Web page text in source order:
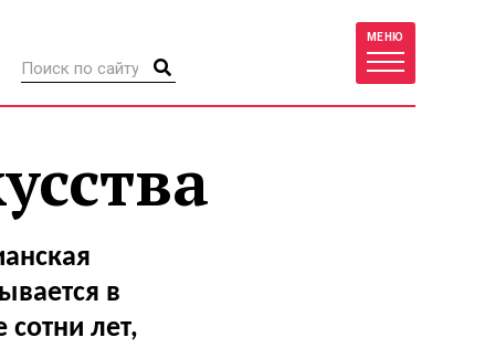
МЕНЮ
в
лет,